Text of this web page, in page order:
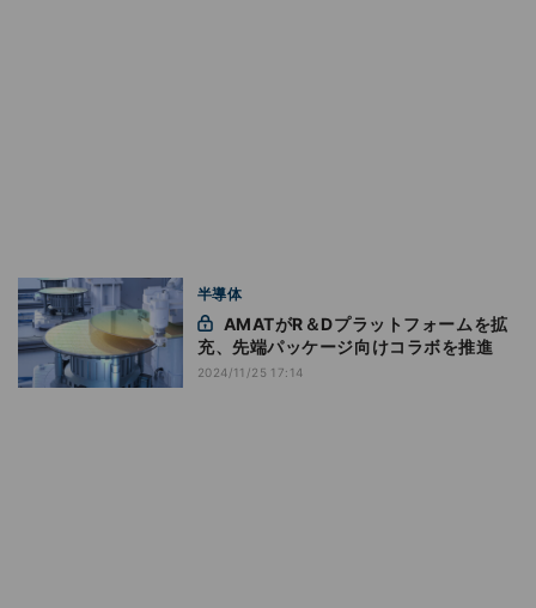
半導体
充、先端パッケージ向けコラボを推進
2024/11/25 17:14